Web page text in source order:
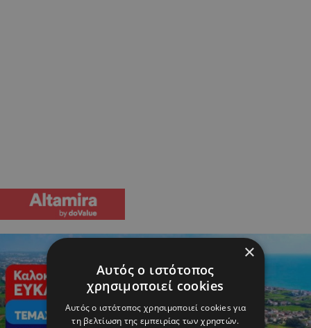
×
Αυτός ο ιστότοπος
χρησιμοποιεί cookies
Αυτός ο ιστότοπος χρησιμοποιεί cookies για
τη βελτίωση της εμπειρίας των χρηστών.